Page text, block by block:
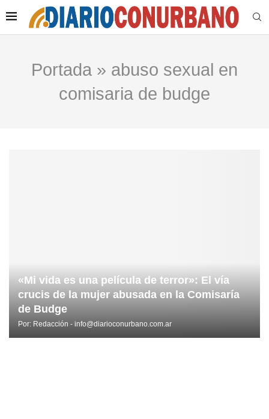
Portada » abuso sexual en
comisaria de budge
«Mi vida es una película de terror»: El vía
crucis de la mujer abusada en la Comisaría
de Budge
Por: Redacción - info@diarioconurbano.com.ar